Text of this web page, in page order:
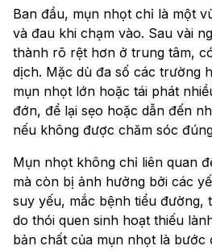
Ban đầu, mụn nhọt chỉ là một
và đau khi chạm vào. Sau vài
thành rõ rệt hơn ở trung tâm,
dịch. Mặc dù đa số các trường
mụn nhọt lớn hoặc tái phát
đớn, để lại sẹo hoặc dẫn đến
nếu không được chăm sóc
Mụn nhọt không chỉ liên quan
mà còn bị ảnh hưởng bởi các
suy yếu, mắc bệnh tiểu đường,
do thói quen sinh hoạt thiếu
bản chất của mụn nhọt là bước